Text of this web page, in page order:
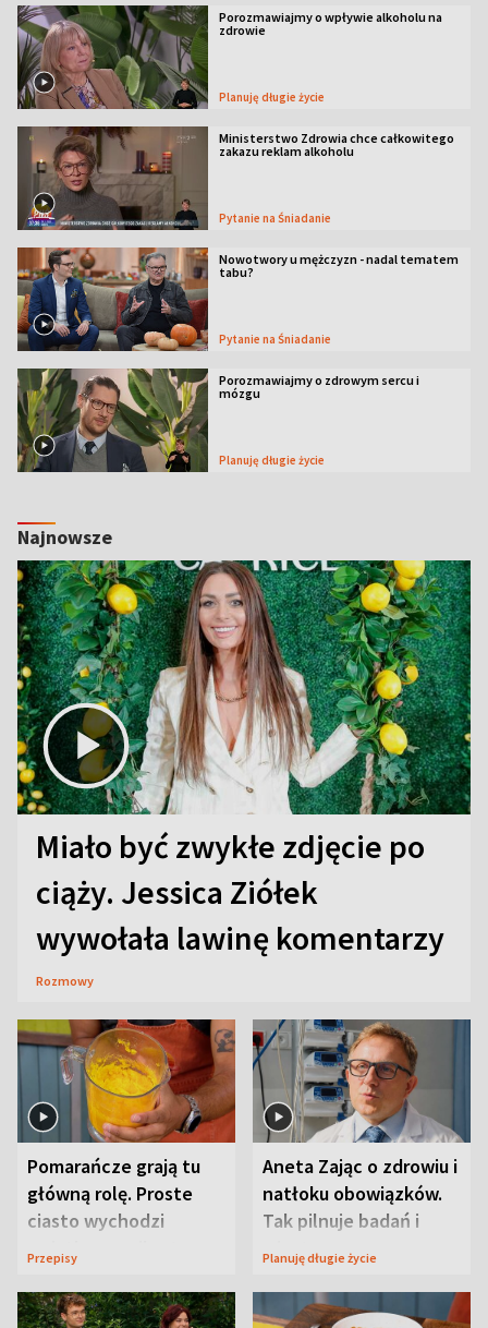
Porozmawiajmy o wpływie alkoholu na
zdrowie
Planuję długie życie
Ministerstwo Zdrowia chce całkowitego
zakazu reklam alkoholu
Pytanie na Śniadanie
Nowotwory u mężczyzn - nadal tematem
tabu?
Pytanie na Śniadanie
Porozmawiajmy o zdrowym sercu i
mózgu
Planuję długie życie
Najnowsze
Miało być zwykłe zdjęcie po
ciąży. Jessica Ziółek
wywołała lawinę komentarzy
Rozmowy
Pomarańcze grają tu
główną rolę. Proste
ciasto wychodzi
wyjątkowo wilgotne
Przepisy
Aneta Zając o zdrowiu i
natłoku obowiązków.
Tak pilnuje badań i
wizyt
Planuję długie życie